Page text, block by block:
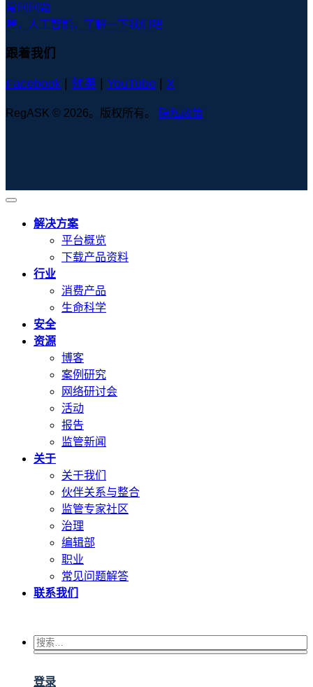
常问问题
嘿，人工智能，了解一下我们吧
跟着我们
Facebook | 领英 | YouTube | X
RegASK © 2026。版权所有。 隐私政策
解决方案
平台概览
下载产品资料
行业
消费产品
生命科学
安全
资源
博客
案例研究
网络研讨会
活动
报告
监管新闻
关于
关于我们
伙伴关系与整合
监管专家社区
治理
编辑部
职业
常见问题解答
联系我们
登录